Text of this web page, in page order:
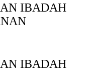
IBADAH
IBADAH